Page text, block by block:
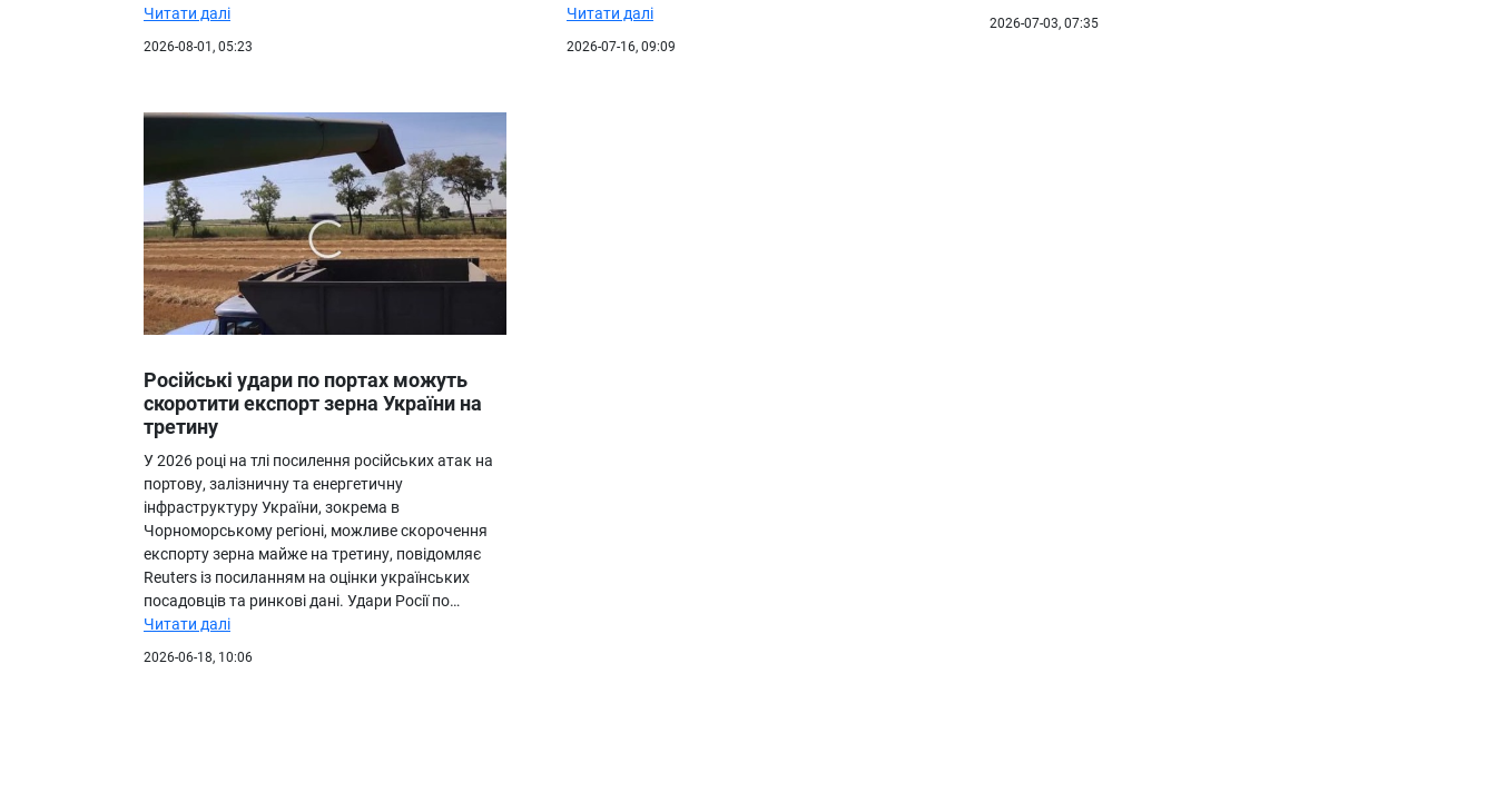
Читати далі
2026-08-01, 05:23
Читати далі
2026-07-16, 09:09
2026-07-03, 07:35
Російські удари по портах можуть
скоротити експорт зерна України на
третину
У 2026 році на тлі посилення російських атак на
портову, залізничну та енергетичну
інфраструктуру України, зокрема в
Чорноморському регіоні, можливе скорочення
експорту зерна майже на третину, повідомляє
Reuters із посиланням на оцінки українських
посадовців та ринкові дані. Удари Росії по…
Читати далі
2026-06-18, 10:06